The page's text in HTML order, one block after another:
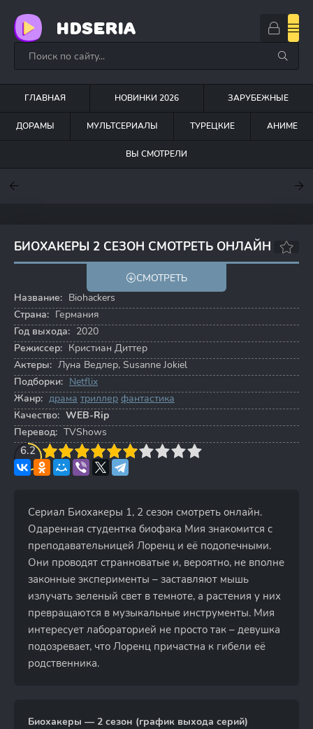
HDSERIA
ГЛАВНАЯ НОВИНКИ 2026 ЗАРУБЕЖНЫЕ
ДОРАМЫ МУЛЬТСЕРИАЛЫ ТУРЕЦКИЕ АНИМЕ
ВЫ СМОТРЕЛИ
БИОХАКЕРЫ 2 СЕЗОН СМОТРЕТЬ ОНЛАЙН
6.4 6.8
СМОТРЕТЬ
Название: Biohackers
Страна: Германия
Год выхода: 2020
Режиссер: Кристиан Диттер
Актеры: Луна Ведлер, Susanne Jokiel
Подборки: Netflix
Жанр: драма триллер фантастика
Качество: WEB-Rip
Перевод: TVShows
6.2
4 5 6 7 8 9 10
Сериал Биохакеры 1, 2 сезон смотреть онлайн.
Одаренная студентка биофака Мия знакомится с
преподавательницей Лоренц и её подопечными.
Они проводят странноватые и, вероятно, не вполне
законные эксперименты – заставляют мышь
излучать зеленый свет в темноте, а растения у них
превращаются в музыкальные инструменты. Мия
интересует лабораторией не просто так – девушка
подозревает, что Лоренц причастна к гибели её
родственника.
Биохакеры — 2 сезон (график выхода серий)